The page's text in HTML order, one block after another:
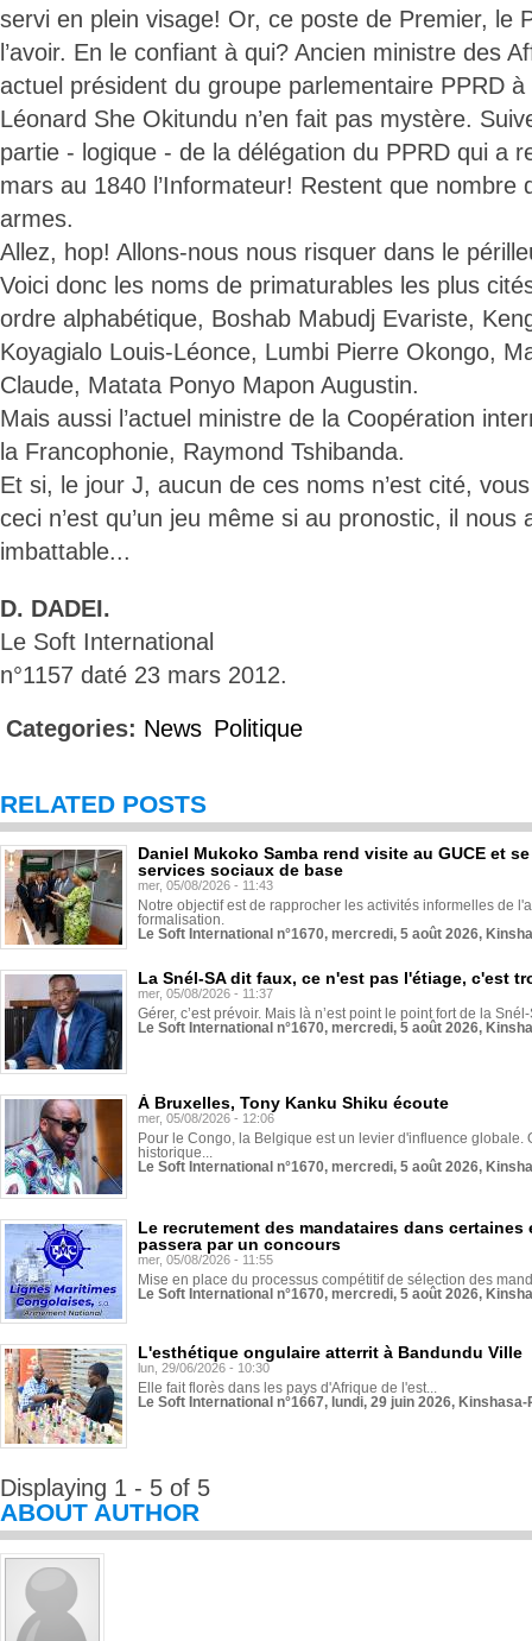
servi en plein visage! Or, ce poste de Premier, le
l’avoir. En le confiant à qui? Ancien ministre des
actuel président du groupe parlementaire PPRD
Léonard She Okitundu n’en fait pas mystère.
partie - logique - de la délégation du PPRD qui a
mars au 1840 l’Informateur! Restent que nombre
armes.
Allez, hop! Allons-nous nous risquer dans le
Voici donc les noms de primaturables les plus
ordre alphabétique, Boshab Mabudj Evariste,
Koyagialo Louis-Léonce, Lumbi Pierre Okongo,
Claude, Matata Ponyo Mapon Augustin.
Mais aussi l’actuel ministre de la Coopération
la Francophonie, Raymond Tshibanda.
Et si, le jour J, aucun de ces noms n’est cité,
ceci n’est qu’un jeu même si au pronostic, il nous
imbattable...
D. DADEI.
Le Soft International
n°1157 daté 23 mars 2012.
Categories: News Politique
RELATED POSTS
Daniel Mukoko Samba rend visite au GUCE et
services sociaux de base
mer, 05/08/2026 - 11:43
Notre objectif est de rapprocher les activités informelles de
formalisation.
Le Soft International n°1670, mercredi, 5 août 2026,
La Snél-SA dit faux, ce n'est pas l'étiage, c'est
mer, 05/08/2026 - 11:37
Gérer, c’est prévoir. Mais là n’est point le point fort de la
Le Soft International n°1670, mercredi, 5 août 2026,
À Bruxelles, Tony Kanku Shiku écoute
mer, 05/08/2026 - 12:06
Pour le Congo, la Belgique est un levier d'influence globale.
historique...
Le Soft International n°1670, mercredi, 5 août 2026,
Le recrutement des mandataires dans
passera par un concours
mer, 05/08/2026 - 11:55
Mise en place du processus compétitif de sélection des
Le Soft International n°1670, mercredi, 5 août 2026,
L'esthétique ongulaire atterrit à Bandundu Ville
lun, 29/06/2026 - 10:30
Elle fait florès dans les pays d'Afrique de l'est...
Le Soft International n°1667, lundi, 29 juin 2026,
Displaying 1 - 5 of 5
ABOUT AUTHOR